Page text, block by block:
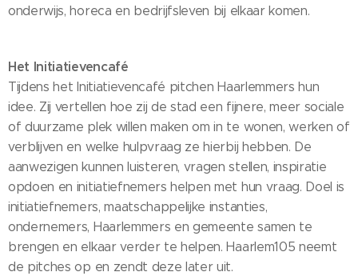
onderwijs, horeca en bedrijfsleven bij elkaar komen.
Het Initiatievencafé
Tijdens het Initiatievencafé pitchen Haarlemmers hun
idee. Zij vertellen hoe zij de stad een fijnere, meer sociale
of duurzame plek willen maken om in te wonen, werken of
verblijven en welke hulpvraag ze hierbij hebben. De
aanwezigen kunnen luisteren, vragen stellen, inspiratie
opdoen en initiatiefnemers helpen met hun vraag. Doel is
initiatiefnemers, maatschappelijke instanties,
ondernemers, Haarlemmers en gemeente samen te
brengen en elkaar verder te helpen. Haarlem105 neemt
de pitches op en zendt deze later uit.